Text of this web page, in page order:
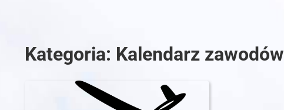
Kategoria: Kalendarz zawodów